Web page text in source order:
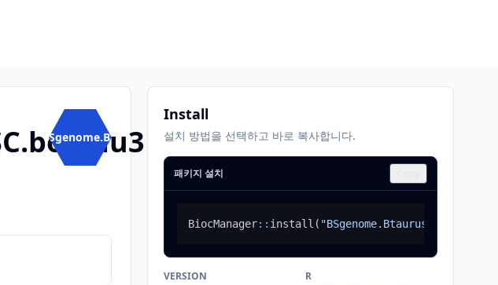
BSgenome.B...
Install
설치 방법을 선택하고 바로 복사합니다.
패키지 설치
BiocManager:: install (
VERSION R